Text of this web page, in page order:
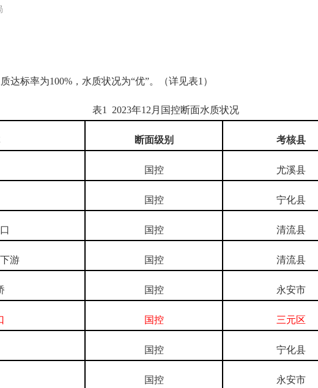
标率为100%，水质状况为“优”。（详见表1）
表1 2023年12月国控断面水质状况
断面级别 考核县
国控 尤溪县
国控 宁化县
国控 清流县
游 国控 清流县
国控 永安市
国控 三元区
国控 宁化县
国控 永安市